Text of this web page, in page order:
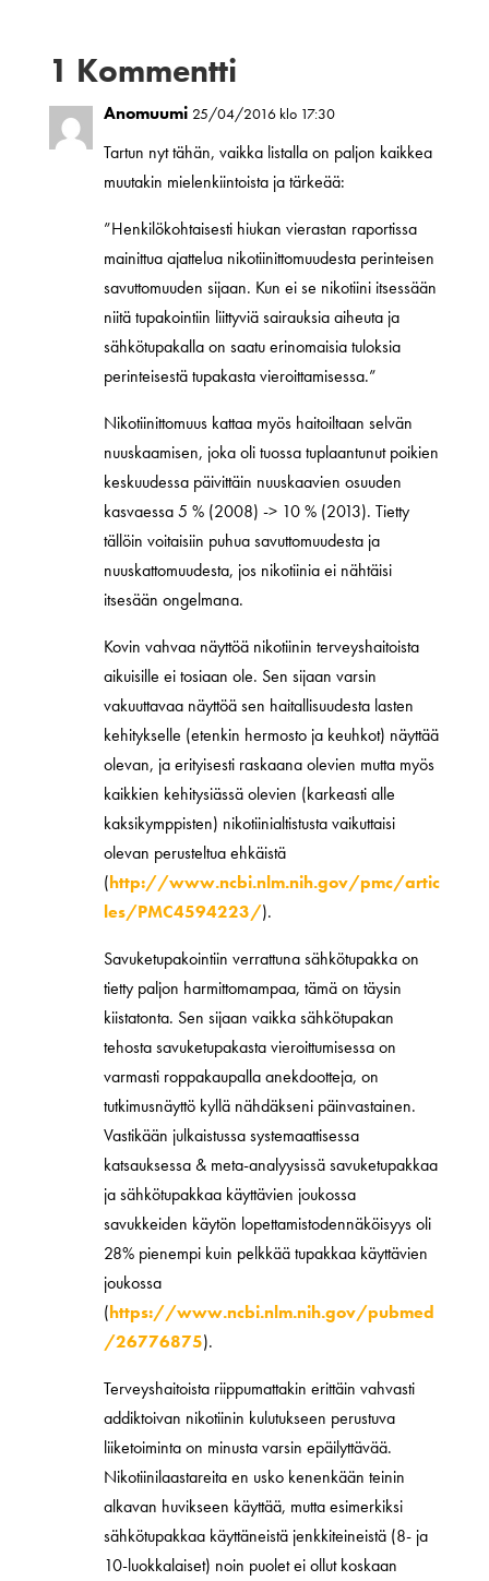
1 Kommentti
Anomuumi 25/04/2016 klo 17:30
Tartun nyt tähän, vaikka listalla on paljon kaikkea
muutakin mielenkiintoista ja tärkeää:
”Henkilökohtaisesti hiukan vierastan raportissa
mainittua ajattelua nikotiinittomuudesta perinteisen
savuttomuuden sijaan. Kun ei se nikotiini itsessään
niitä tupakointiin liittyviä sairauksia aiheuta ja
sähkötupakalla on saatu erinomaisia tuloksia
perinteisestä tupakasta vieroittamisessa.”
Nikotiinittomuus kattaa myös haitoiltaan selvän
nuuskaamisen, joka oli tuossa tuplaantunut poikien
keskuudessa päivittäin nuuskaavien osuuden
kasvaessa 5 % (2008) -> 10 % (2013). Tietty
tällöin voitaisiin puhua savuttomuudesta ja
nuuskattomuudesta, jos nikotiinia ei nähtäisi
itsesään ongelmana.
Kovin vahvaa näyttöä nikotiinin terveyshaitoista
aikuisille ei tosiaan ole. Sen sijaan varsin
vakuuttavaa näyttöä sen haitallisuudesta lasten
kehitykselle (etenkin hermosto ja keuhkot) näyttää
olevan, ja erityisesti raskaana olevien mutta myös
kaikkien kehitysiässä olevien (karkeasti alle
kaksikymppisten) nikotiinialtistusta vaikuttaisi
olevan perusteltua ehkäistä
(http://www.ncbi.nlm.nih.gov/pmc/artic
les/PMC4594223/).
Savuketupakointiin verrattuna sähkötupakka on
tietty paljon harmittomampaa, tämä on täysin
kiistatonta. Sen sijaan vaikka sähkötupakan
tehosta savuketupakasta vieroittumisessa on
varmasti roppakaupalla anekdootteja, on
tutkimusnäyttö kyllä nähdäkseni päinvastainen.
Vastikään julkaistussa systemaattisessa
katsauksessa & meta-analyysissä savuketupakkaa
ja sähkötupakkaa käyttävien joukossa
savukkeiden käytön lopettamistodennäköisyys oli
28% pienempi kuin pelkkää tupakkaa käyttävien
joukossa
(https://www.ncbi.nlm.nih.gov/pubmed
/26776875).
Terveyshaitoista riippumattakin erittäin vahvasti
addiktoivan nikotiinin kulutukseen perustuva
liiketoiminta on minusta varsin epäilyttävää.
Nikotiinilaastareita en usko kenenkään teinin
alkavan huvikseen käyttää, mutta esimerkiksi
sähkötupakkaa käyttäneistä jenkkiteineistä (8- ja
10-luokkalaiset) noin puolet ei ollut koskaan